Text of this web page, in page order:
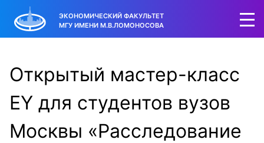
ЭКОНОМИЧЕСКИЙ ФАКУЛЬТЕТ
МГУ ИМЕНИ М.В.ЛОМОНОСОВА
Открытый мастер-класс
EY для студентов вузов
Москвы «Расследование